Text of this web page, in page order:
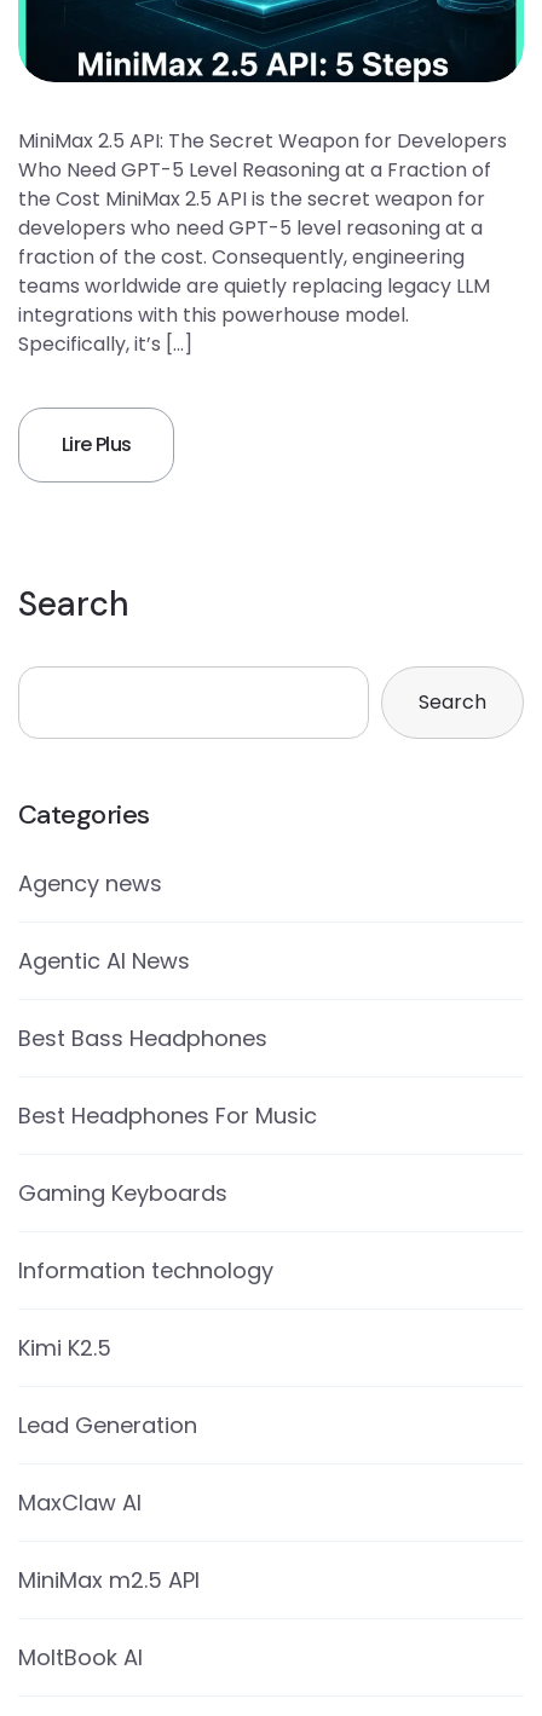
MiniMax 2.5 API: The Secret Weapon for Developers
Who Need GPT-5 Level Reasoning at a Fraction of
the Cost MiniMax 2.5 API is the secret weapon for
developers who need GPT-5 level reasoning at a
fraction of the cost. Consequently, engineering
teams worldwide are quietly replacing legacy LLM
integrations with this powerhouse model.
Specifically, it’s […]
Lire Plus
Search
Search
Categories
Agency news
Agentic AI News
Best Bass Headphones
Best Headphones For Music
Gaming Keyboards
Information technology
Kimi K2.5
Lead Generation
MaxClaw AI
MiniMax m2.5 API
MoltBook AI